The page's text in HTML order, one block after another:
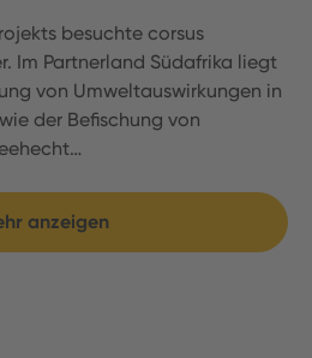
besuchte corsus
Im Partnerland Südafrika liegt
von Umweltauswirkungen in
der Befischung von
anzeigen